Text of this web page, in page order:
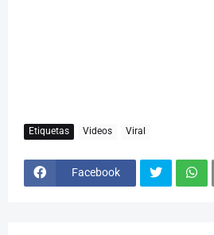
Etiquetas Videos Viral
Facebook